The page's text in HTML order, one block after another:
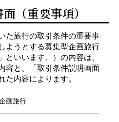
（重要事項）
た旅行の取引条件の重要事
ようとする募集型企画旅行
といいます。）の内容は、
容と、「取引条件説明画面
た内容によります。
画旅行